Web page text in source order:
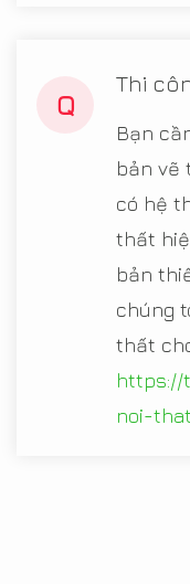
Q
Thi
Bạn
bản vẽ
có hệ
thất
bản
chúng
thất
https://
noi-that